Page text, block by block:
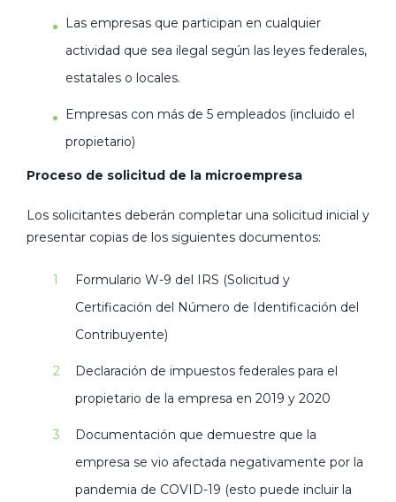
Las empresas que participan en cualquier
actividad que sea ilegal según las leyes federales,
estatales o locales.
Empresas con más de 5 empleados (incluido el
propietario)
Proceso de solicitud de la microempresa
Los solicitantes deberán completar una solicitud inicial y
presentar copias de los siguientes documentos:
Formulario W-9 del IRS (Solicitud y
Certificación del Número de Identificación del
Contribuyente)
Declaración de impuestos federales para el
propietario de la empresa en 2019 y 2020
Documentación que demuestre que la
empresa se vio afectada negativamente por la
pandemia de COVID-19 (esto puede incluir la